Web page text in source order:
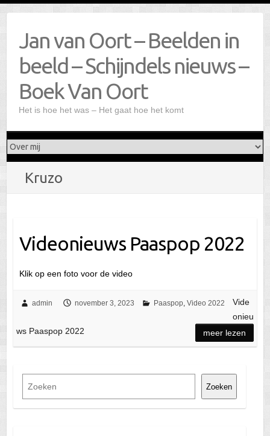
Jan van Oort – Beelden in
beeld – Schijndels nieuws –
Boek Van Oort
Het is hoe het was – Het gaat hoe het komt
Kruzo
Videonieuws Paaspop 2022
Klik op een foto voor de video
admin november 3, 2023 Paaspop, Video 2022
Vide
onieu
ws Paaspop 2022
meer lezen
e
Zoeken